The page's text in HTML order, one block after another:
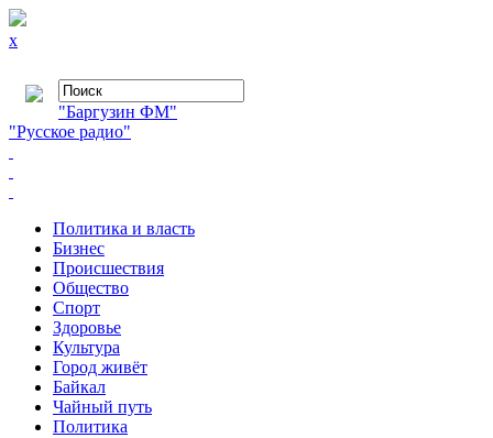
x
"Баргузин ФМ"
"Русское радио"
Политика и власть
Бизнес
Происшествия
Общество
Cпорт
Здоровье
Культура
Город живёт
Байкал
Чайный путь
Политика